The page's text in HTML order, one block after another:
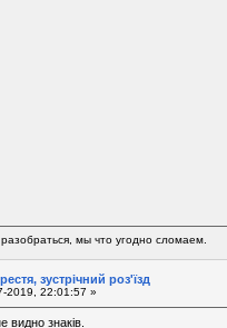
мы что угодно сломаем.
зустрічний роз'їзд
2019, 22:01:57 »
видно знаків.